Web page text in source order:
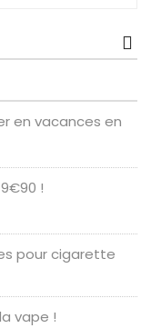
en vacances en
!
pour cigarette
vape !